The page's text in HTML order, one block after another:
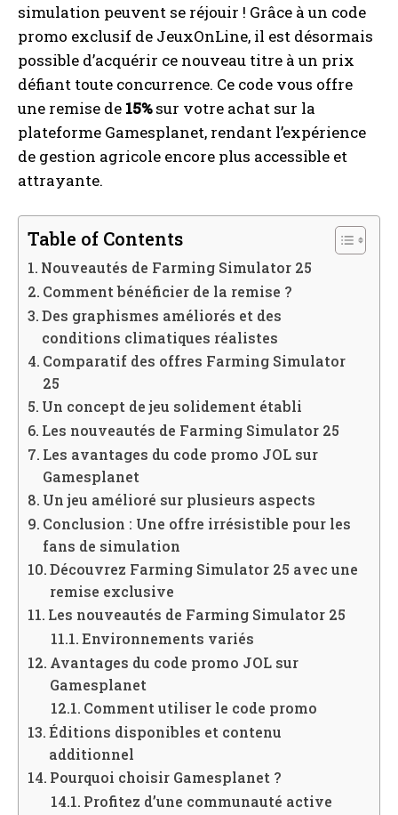
simulation peuvent se réjouir ! Grâce à un code
promo exclusif de JeuxOnLine, il est désormais
possible d’acquérir ce nouveau titre à un prix
défiant toute concurrence. Ce code vous offre
une remise de 15%sur votre achat sur la
plateforme Gamesplanet, rendant l’expérience
de gestion agricole encore plus accessible et
attrayante.
Table of Contents
Nouveautés de Farming Simulator 25
Comment bénéficier de la remise ?
Des graphismes améliorés et des
conditions climatiques réalistes
Comparatif des offres Farming Simulator
25
Un concept de jeu solidement établi
Les nouveautés de Farming Simulator 25
Les avantages du code promo JOL sur
Gamesplanet
Un jeu amélioré sur plusieurs aspects
Conclusion : Une offre irrésistible pour les
fans de simulation
Découvrez Farming Simulator 25 avec une
remise exclusive
Les nouveautés de Farming Simulator 25
Environnements variés
Avantages du code promo JOL sur
Gamesplanet
Comment utiliser le code promo
Éditions disponibles et contenu
additionnel
Pourquoi choisir Gamesplanet ?
Profitez d’une communauté active